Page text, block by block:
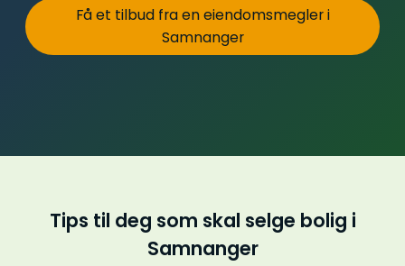
Få et tilbud fra en eiendomsmegler i
Samnanger
Tips til deg som skal selge bolig i
Samnanger